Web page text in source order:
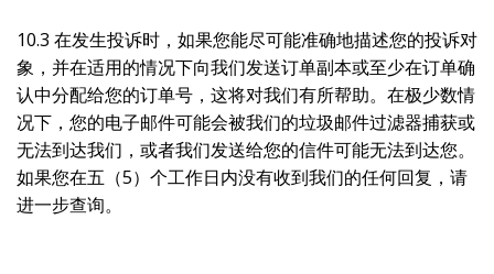
10.3 在发生投诉时，如果您能尽可能准确地描述您的投诉对
象，并在适用的情况下向我们发送订单副本或至少在订单确
认中分配给您的订单号，这将对我们有所帮助。在极少数情
况下，您的电子邮件可能会被我们的垃圾邮件过滤器捕获或
无法到达我们，或者我们发送给您的信件可能无法到达您。
如果您在五（5）个工作日内没有收到我们的任何回复，请
进一步查询。